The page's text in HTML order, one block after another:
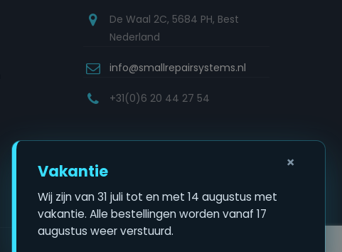
De Waal 2C, 5684 PH, Best
Nederland
info@smallrepairsystems.nl
+31(0)6 20 44 27 54
×
Vakantie
Wij zijn van 31 juli tot en met 14 augustus met
vakantie. Alle bestellingen worden vanaf 17
augustus weer verstuurd.